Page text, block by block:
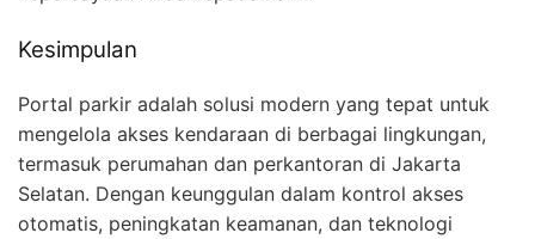
Kesimpulan
Portal parkir adalah solusi modern yang tepat untuk
mengelola akses kendaraan di berbagai lingkungan,
termasuk perumahan dan perkantoran di Jakarta
Selatan. Dengan keunggulan dalam kontrol akses
otomatis, peningkatan keamanan, dan teknologi